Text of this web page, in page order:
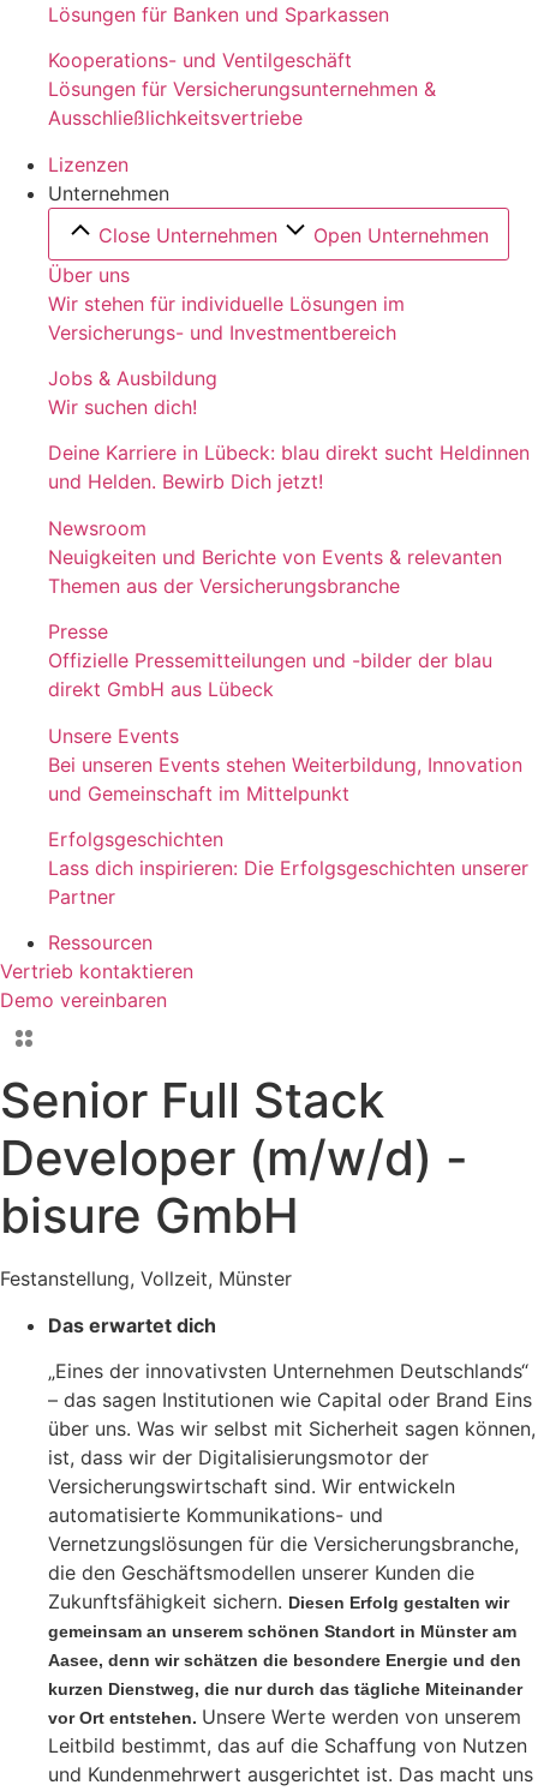
Lösungen für Banken und Sparkassen
Kooperations- und Ventilgeschäft
Lösungen für Versicherungsunternehmen &
Ausschließlichkeitsvertriebe
Lizenzen
Unternehmen
Close Unternehmen
Open Unternehmen
Über uns
Wir stehen für individuelle Lösungen im
Versicherungs- und Investmentbereich
Jobs & Ausbildung
Wir suchen dich!
Deine Karriere in Lübeck: blau direkt sucht Heldinnen
und Helden. Bewirb Dich jetzt!
Newsroom
Neuigkeiten und Berichte von Events & relevanten
Themen aus der Versicherungsbranche
Presse
Offizielle Pressemitteilungen und -bilder der blau
direkt GmbH aus Lübeck
Unsere Events
Bei unseren Events stehen Weiterbildung, Innovation
und Gemeinschaft im Mittelpunkt
Erfolgsgeschichten
Lass dich inspirieren: Die Erfolgsgeschichten unserer
Partner
Ressourcen
Vertrieb kontaktieren
Demo vereinbaren
Senior Full Stack
Developer (m/w/d) -
bisure GmbH
Festanstellung, Vollzeit, Münster
Das erwartet dich
„Eines der innovativsten Unternehmen Deutschlands“
– das sagen Institutionen wie Capital oder Brand Eins
über uns. Was wir selbst mit Sicherheit sagen können,
ist, dass wir der Digitalisierungsmotor der
Versicherungswirtschaft sind. Wir entwickeln
automatisierte Kommunikations- und
Vernetzungslösungen für die Versicherungsbranche,
die den Geschäftsmodellen unserer Kunden die
Zukunftsfähigkeit sichern. Diesen Erfolg gestalten wir
gemeinsam an unserem schönen Standort in Münster am
Aasee, denn wir schätzen die besondere Energie und den
kurzen Dienstweg, die nur durch das tägliche Miteinander
vor Ort entstehen. Unsere Werte werden von unserem
Leitbild bestimmt, das auf die Schaffung von Nutzen
und Kundenmehrwert ausgerichtet ist. Das macht uns